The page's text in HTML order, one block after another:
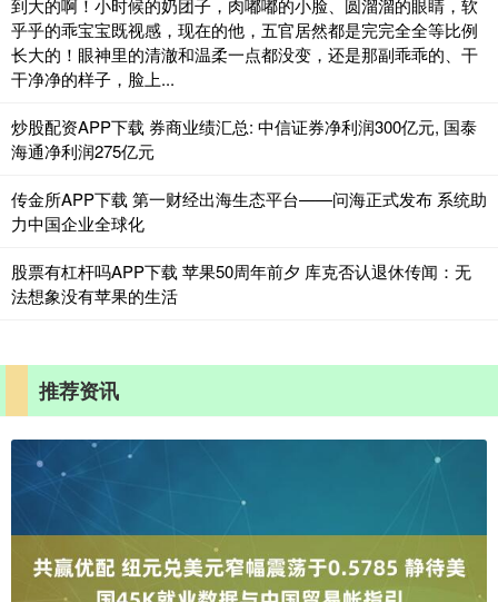
到大的啊！小时候的奶团子，肉嘟嘟的小脸、圆溜溜的眼睛，软
乎乎的乖宝宝既视感，现在的他，五官居然都是完完全全等比例
长大的！眼神里的清澈和温柔一点都没变，还是那副乖乖的、干
干净净的样子，脸上...
炒股配资APP下载 券商业绩汇总: 中信证券净利润300亿元, 国泰
海通净利润275亿元
传金所APP下载 第一财经出海生态平台——问海正式发布 系统助
力中国企业全球化
股票有杠杆吗APP下载 苹果50周年前夕 库克否认退休传闻：无
法想象没有苹果的生活
推荐资讯